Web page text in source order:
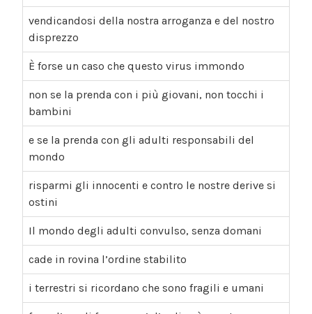
vendicandosi della nostra arroganza e del nostro
disprezzo
È forse un caso che questo virus immondo
non se la prenda con i più giovani, non tocchi i
bambini
e se la prenda con gli adulti responsabili del
mondo
risparmi gli innocenti e contro le nostre derive si
ostini
Il mondo degli adulti convulso, senza domani
cade in rovina l’ordine stabilito
i terrestri si ricordano che sono fragili e umani